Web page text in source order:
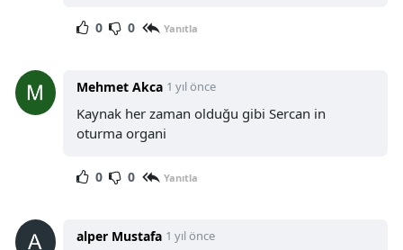
0 0 Yanıtla
Mehmet Akca 1 yıl önce
Kaynak her zaman olduğu gibi Sercan in
oturma organi
0 0 Yanıtla
alper Mustafa 1 yıl önce